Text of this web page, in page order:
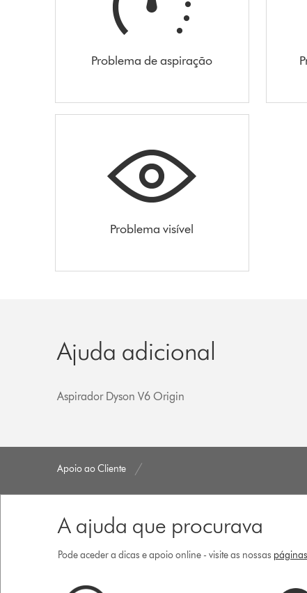
Problema de aspiração
Problema visível
Ajuda adicional
Aspirador Dyson V6 Origin
Apoio ao Cliente
A ajuda que procurava
Pode aceder a dicas e apoio online - visite as nossas